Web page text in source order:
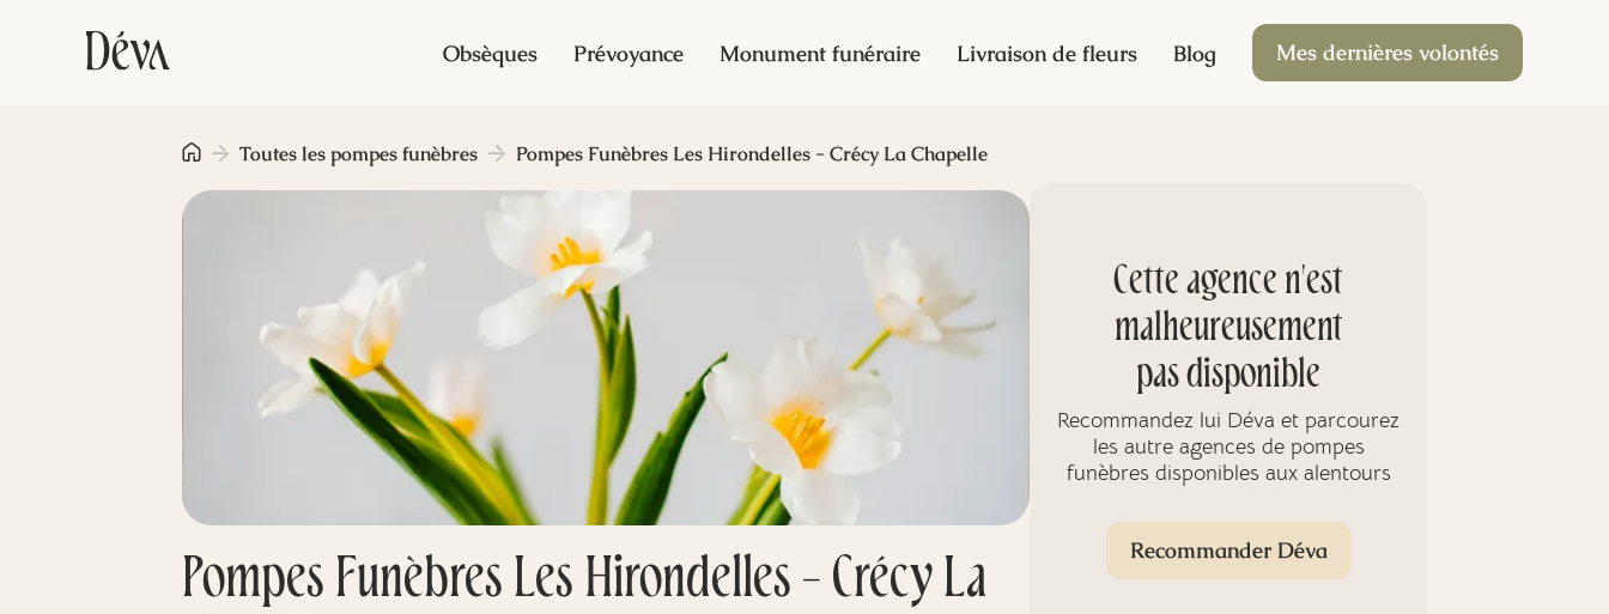
Obsèques Prévoyance Monument funéraire Livraison de fleurs Blog Mes dernières volontés
Pompes Funèbres Les Hirondelles - Crécy La
Toutes les pompes funèbres Pompes Funèbres Les Hirondelles - Crécy La Chapelle
Cette agence n'est
malheureusement
pas disponible
Recommandez lui Déva et parcourez
les autre agences de pompes
funèbres disponibles aux alentours
Recommander Déva